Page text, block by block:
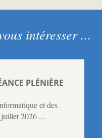
intéresser ...
PLÉNIÈRE
et des
juillet 2026 ...